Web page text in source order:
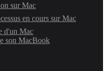
sur Mac
en cours sur Mac
d'un Mac
son MacBook